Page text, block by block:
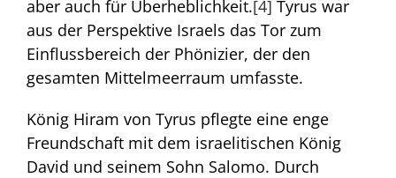
aber auch für Überheblichkeit.[4] Tyrus war
aus der Perspektive Israels das Tor zum
Einflussbereich der Phönizier, der den
gesamten Mittelmeerraum umfasste.
König Hiram von Tyrus pflegte eine enge
Freundschaft mit dem israelitischen König
David und seinem Sohn Salomo. Durch